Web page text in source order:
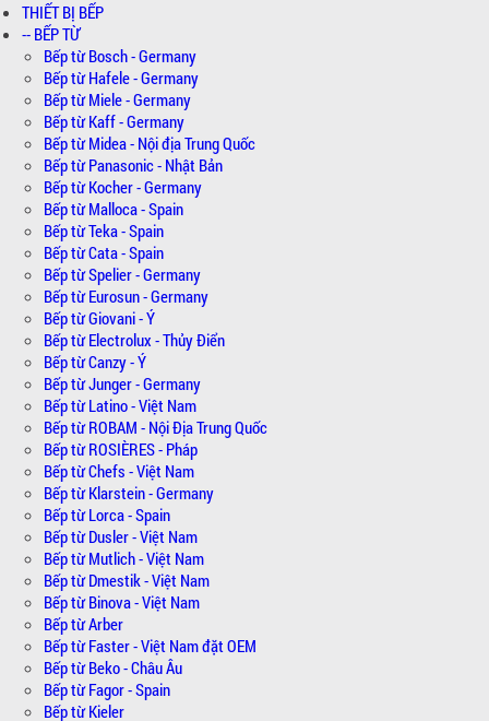
THIẾT BỊ BẾP
-- BẾP TỪ
Bếp từ Bosch - Germany
Bếp từ Hafele - Germany
Bếp từ Miele - Germany
Bếp từ Kaff - Germany
Bếp từ Midea - Nội địa Trung Quốc
Bếp từ Panasonic - Nhật Bản
Bếp từ Kocher - Germany
Bếp từ Malloca - Spain
Bếp từ Teka - Spain
Bếp từ Cata - Spain
Bếp từ Spelier - Germany
Bếp từ Eurosun - Germany
Bếp từ Giovani - Ý
Bếp từ Electrolux - Thủy Điển
Bếp từ Canzy - Ý
Bếp từ Junger - Germany
Bếp từ Latino - Việt Nam
Bếp từ ROBAM - Nội Địa Trung Quốc
Bếp từ ROSIÈRES - Pháp
Bếp từ Chefs - Việt Nam
Bếp từ Klarstein - Germany
Bếp từ Lorca - Spain
Bếp từ Dusler - Việt Nam
Bếp từ Mutlich - Việt Nam
Bếp từ Dmestik - Việt Nam
Bếp từ Binova - Việt Nam
Bếp từ Arber
Bếp từ Faster - Việt Nam đặt OEM
Bếp từ Beko - Châu Âu
Bếp từ Fagor - Spain
Bếp từ Kieler